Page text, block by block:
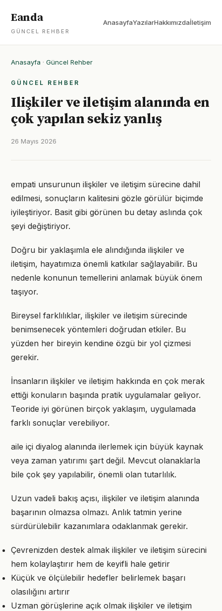
Eanda
GÜNCEL REHBER
AnasayfaYazılarHakkımızdaİletişim
Anasayfa · Güncel Rehber
GÜNCEL REHBER
Ilişkiler ve iletişim alanında en
çok yapılan sekiz yanlış
26 Mayıs 2026
empati unsurunun ilişkiler ve iletişim sürecine dahil
edilmesi, sonuçların kalitesini gözle görülür biçimde
iyileştiriyor. Basit gibi görünen bu detay aslında çok
şeyi değiştiriyor.
Doğru bir yaklaşımla ele alındığında ilişkiler ve
iletişim, hayatımıza önemli katkılar sağlayabilir. Bu
nedenle konunun temellerini anlamak büyük önem
taşıyor.
Bireysel farklılıklar, ilişkiler ve iletişim sürecinde
benimsenecek yöntemleri doğrudan etkiler. Bu
yüzden her bireyin kendine özgü bir yol çizmesi
gerekir.
İnsanların ilişkiler ve iletişim hakkında en çok merak
ettiği konuların başında pratik uygulamalar geliyor.
Teoride iyi görünen birçok yaklaşım, uygulamada
farklı sonuçlar verebiliyor.
aile içi diyalog alanında ilerlemek için büyük kaynak
veya zaman yatırımı şart değil. Mevcut olanaklarla
bile çok şey yapılabilir, önemli olan tutarlılık.
Uzun vadeli bakış açısı, ilişkiler ve iletişim alanında
başarının olmazsa olmazı. Anlık tatmin yerine
sürdürülebilir kazanımlara odaklanmak gerekir.
Çevrenizden destek almak ilişkiler ve iletişim sürecini
hem kolaylaştırır hem de keyifli hale getirir
Küçük ve ölçülebilir hedefler belirlemek başarı
olasılığını artırır
Uzman görüşlerine açık olmak ilişkiler ve iletişim